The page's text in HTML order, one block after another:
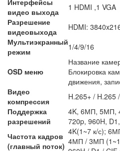
видео выхода
1 HDMI ,1 VGA
Разрешение
видеовыхода
HDMI:
Мультиэкранный
режим
1/4/9/16
OSD меню
Название
Блокировка
движения,
Видео
компрессия
H.265+ / H.265
Поддержка
разрешений
4K, 6МП, 5МП,
720p, 960H,
Частота кадров
(главный поток)
4K(1~7 к/с);
4МП / 3МП